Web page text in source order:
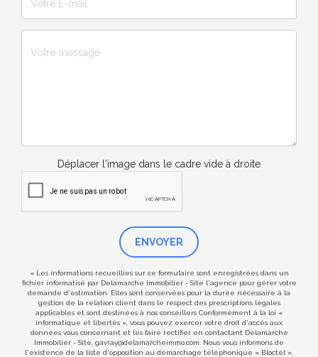
Déplacer l'image dans le cadre vide à droite
ENVOYER
« Les informations recueillies sur ce formulaire sont enregistrées dans un
fichier informatisé par Delamarche Immobilier - Site l'agence pour gérer votre
demande d'estimation. Elles sont conservées pour la durée nécessaire à la
gestion de la relation client dans le respect des prescriptions légales
applicables et sont destinées à nos conseillers Conformément à la loi «
informatique et libertés », vous pouvez exercer votre droit d'accès aux
données vous concernant et les faire rectifier en contactant Delamarche
Immobilier - Site, gavray@delamarcheimmo.com. Nous vous informons de
l'existence de la liste d'opposition au démarchage téléphonique « Bloctel »,